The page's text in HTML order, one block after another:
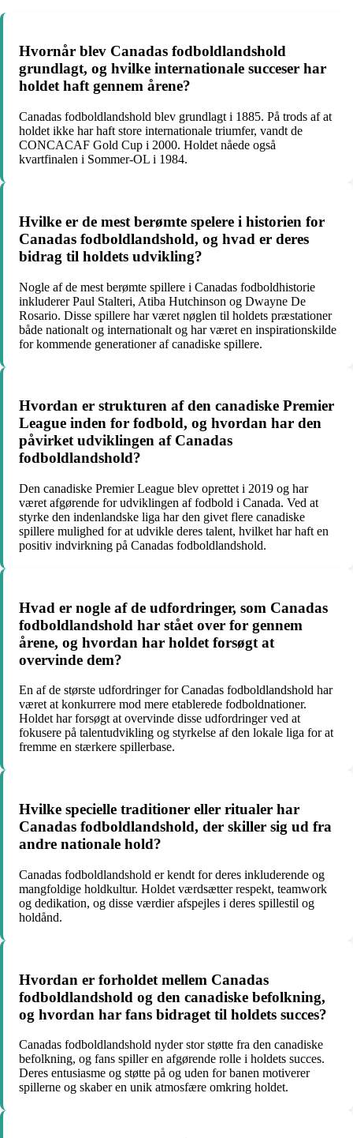
Hvornår blev Canadas fodboldlandshold
grundlagt, og hvilke internationale succeser har
holdet haft gennem årene?
Canadas fodboldlandshold blev grundlagt i 1885. På trods af at
holdet ikke har haft store internationale triumfer, vandt de
CONCACAF Gold Cup i 2000. Holdet nåede også
kvartfinalen i Sommer-OL i 1984.
Hvilke er de mest berømte spelere i historien for
Canadas fodboldlandshold, og hvad er deres
bidrag til holdets udvikling?
Nogle af de mest berømte spillere i Canadas fodboldhistorie
inkluderer Paul Stalteri, Atiba Hutchinson og Dwayne De
Rosario. Disse spillere har været nøglen til holdets præstationer
både nationalt og internationalt og har været en inspirationskilde
for kommende generationer af canadiske spillere.
Hvordan er strukturen af den canadiske Premier
League inden for fodbold, og hvordan har den
påvirket udviklingen af Canadas
fodboldlandshold?
Den canadiske Premier League blev oprettet i 2019 og har
været afgørende for udviklingen af fodbold i Canada. Ved at
styrke den indenlandske liga har den givet flere canadiske
spillere mulighed for at udvikle deres talent, hvilket har haft en
positiv indvirkning på Canadas fodboldlandshold.
Hvad er nogle af de udfordringer, som Canadas
fodboldlandshold har stået over for gennem
årene, og hvordan har holdet forsøgt at
overvinde dem?
En af de største udfordringer for Canadas fodboldlandshold har
været at konkurrere mod mere etablerede fodboldnationer.
Holdet har forsøgt at overvinde disse udfordringer ved at
fokusere på talentudvikling og styrkelse af den lokale liga for at
fremme en stærkere spillerbase.
Hvilke specielle traditioner eller ritualer har
Canadas fodboldlandshold, der skiller sig ud fra
andre nationale hold?
Canadas fodboldlandshold er kendt for deres inkluderende og
mangfoldige holdkultur. Holdet værdsætter respekt, teamwork
og dedikation, og disse værdier afspejles i deres spillestil og
holdånd.
Hvordan er forholdet mellem Canadas
fodboldlandshold og den canadiske befolkning,
og hvordan har fans bidraget til holdets succes?
Canadas fodboldlandshold nyder stor støtte fra den canadiske
befolkning, og fans spiller en afgørende rolle i holdets succes.
Deres entusiasme og støtte på og uden for banen motiverer
spillerne og skaber en unik atmosfære omkring holdet.